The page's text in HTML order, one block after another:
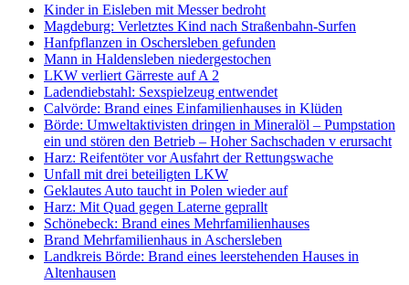
Kinder in Eisleben mit Messer bedroht
Magdeburg: Verletztes Kind nach Straßenbahn-Surfen
Hanfpflanzen in Oschersleben gefunden
Mann in Haldensleben niedergestochen
LKW verliert Gärreste auf A 2
Ladendiebstahl: Sexspielzeug entwendet
Calvörde: Brand eines Einfamilienhauses in Klüden
Börde: Umweltaktivisten dringen in Mineralöl – Pumpstation
ein und stören den Betrieb – Hoher Sachschaden v erursacht
Harz: Reifentöter vor Ausfahrt der Rettungswache
Unfall mit drei beteiligten LKW
Geklautes Auto taucht in Polen wieder auf
Harz: Mit Quad gegen Laterne geprallt
Schönebeck: Brand eines Mehrfamilienhauses
Brand Mehrfamilienhaus in Aschersleben
Landkreis Börde: Brand eines leerstehenden Hauses in
Altenhausen